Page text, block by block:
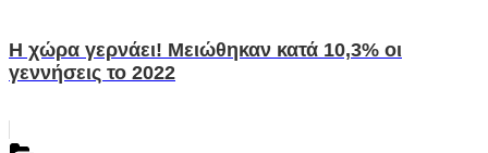
Η χώρα γερνάει! Μειώθηκαν κατά 10,3% οι
γεννήσεις το 2022